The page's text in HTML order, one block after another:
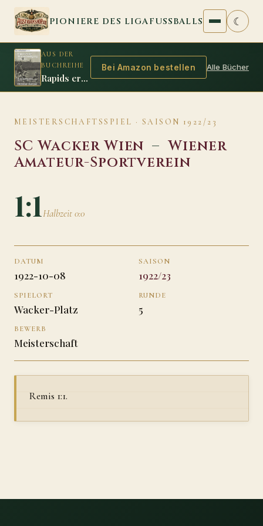
Zum Inhalt springen
PIONIERE DES LIGAFUSSBALLS ☾
AUS DER
BUCHREIHE
Rapids erste Titelverteidigung 1912/13
Bei Amazon bestellen Alle Bücher
MEISTERSCHAFTSSPIEL · SAISON 1922/23
SC Wacker Wien –Wiener
Amateur-Sportverein
1:1Halbzeit 0:0
DATUM
1922-10-08
SAISON
1922/23
SPIELORT
Wacker-Platz
RUNDE
5
BEWERB
Meisterschaft
Remis 1:1.